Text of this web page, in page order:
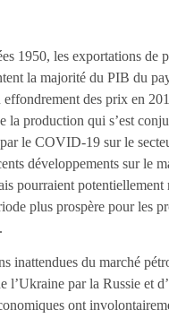
1950, les exportations de
la majorité du PIB du
des prix en
la production qui s’est
par le COVID-19 sur le
développements sur le
pourraient potentiellement
plus prospère pour les
inattendues du marché
l’Ukraine par la Russie et
ont